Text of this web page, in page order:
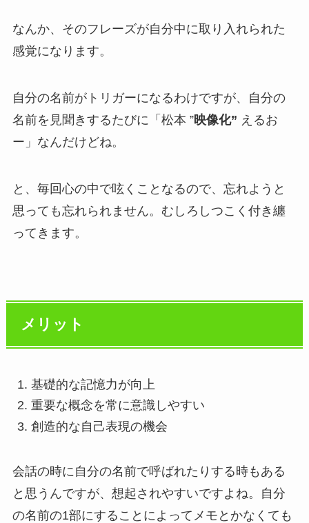
なんか、そのフレーズが自分中に取り入れられた
感覚になります。
自分の名前がトリガーになるわけですが、自分の
名前を見聞きするたびに「松本 ”映像化” えるお
ー」なんだけどね。
と、毎回心の中で呟くことなるので、忘れようと
思っても忘れられません。むしろしつこく付き纏
ってきます。
メリット
基礎的な記憶力が向上
重要な概念を常に意識しやすい
創造的な自己表現の機会
会話の時に自分の名前で呼ばれたりする時もある
と思うんですが、想起されやすいですよね。自分
の名前の1部にすることによってメモとかなくても